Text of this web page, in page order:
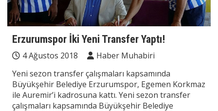
Erzurumspor İki Yeni Transfer Yaptı!
4 Ağustos 2018
Haber Muhabiri
Yeni sezon transfer çalışmaları kapsamında
Büyükşehir Belediye Erzurumspor, Egemen Korkmaz
ile Auremir’i kadrosuna kattı. Yeni sezon transfer
çalışmaları kapsamında Büyükşehir Belediye